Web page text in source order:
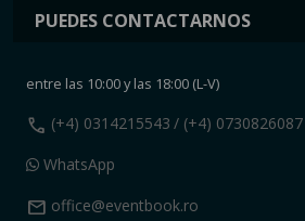
PUEDES CONTACTARNOS
entre las 10:00 y las 18:00 (L-V)
call (+4) 0314215543 / (+4) 0730826087
WhatsApp
mail office@eventbook.ro